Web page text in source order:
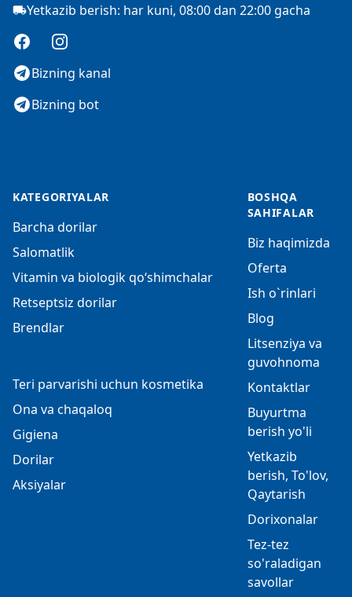
Yetkazib berish: har kuni, 08:00 dan 22:00 gacha
FacebookInstagram
Bizning kanal
Bizning bot
KATEGORIYALAR
Barcha dorilar
Salomatlik
Vitamin va biologik qo‘shimchalar
Retseptsiz dorilar
Brendlar
Teri parvarishi uchun kosmetika
Ona va chaqaloq
Gigiena
Dorilar
Aksiyalar
BOSHQA
SAHIFALAR
Biz haqimizda
Oferta
Ish o`rinlari
Blog
Litsenziya va
guvohnoma
Kontaktlar
Buyurtma
berish yo'li
Yetkazib
berish, To'lov,
Qaytarish
Dorixonalar
Tez-tez
so'raladigan
savollar